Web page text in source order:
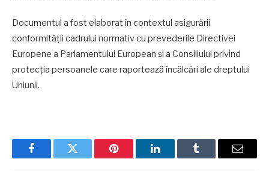
Documentul a fost elaborat în contextul asigurării
conformității cadrului normativ cu prevederile Directivei
Europene a Parlamentului European și a Consiliului privind
protecția persoanele care raportează încălcări ale dreptului
Uniunii.
FacebookTwitter Pinterest LinkedInTumblr Email